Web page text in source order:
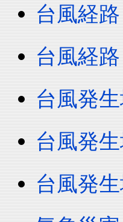
台風経
台風経
台風発
台風発
台風発